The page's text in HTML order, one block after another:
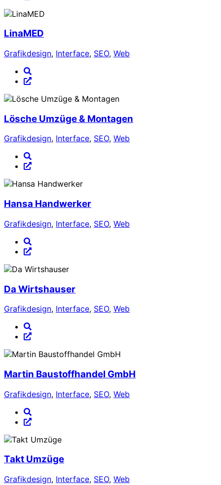
LinaMED
Grafikdesign, Interface, SEO, Web
Lösche Umzüge & Montagen
Grafikdesign, Interface, SEO, Web
Hansa Handwerker
Grafikdesign, Interface, SEO, Web
Da Wirtshauser
Grafikdesign, Interface, SEO, Web
Martin Baustoffhandel GmbH
Grafikdesign, Interface, SEO, Web
Takt Umzüge
Grafikdesign, Interface, SEO, Web